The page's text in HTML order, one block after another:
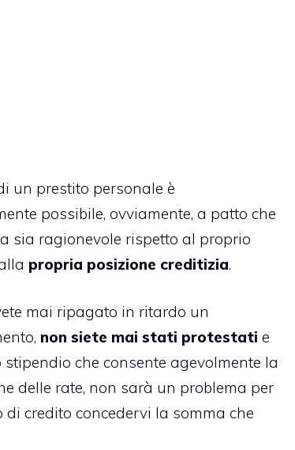
un prestito personale è
possibile, ovviamente, a patto che
sia ragionevole rispetto al proprio
propria posizione creditizia.
mai ripagato in ritardo un
non siete mai stati protestati e
stipendio che consente agevolmente la
delle rate, non sarà un problema per
di credito concedervi la somma che